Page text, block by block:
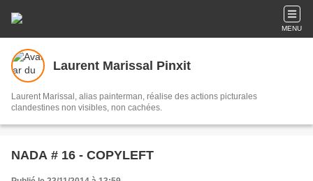
MENU
Laurent Marissal Pinxit
Laurent Marissal, alias painterman, réalise des actions picturales
clandestines non visibles, non cachées.
NADA # 16 - COPYLEFT